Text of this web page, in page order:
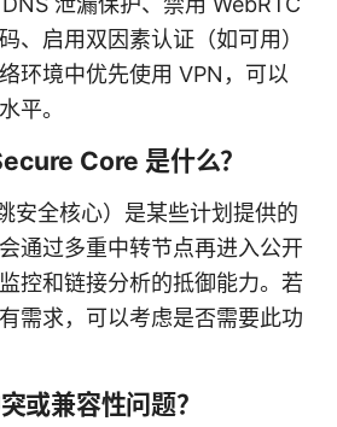
、启用双因素认证（如可用）
环境中优先使用 VPN，可以
平。
Core 是什么？
安全核心）是某些计划提供的
通过多重中转节点再进入公开
控和链接分析的抵御能力。若
需求，可以考虑是否需要此功
或兼容性问题？